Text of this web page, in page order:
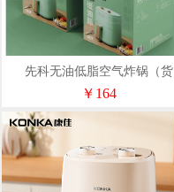
先科无油低脂空气炸锅（货
号-1007）
￥164